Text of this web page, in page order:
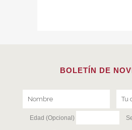
BOLETÍN DE
Edad (Opcional)